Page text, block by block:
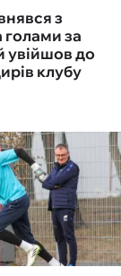
з
голами за
увійшов до
клубу